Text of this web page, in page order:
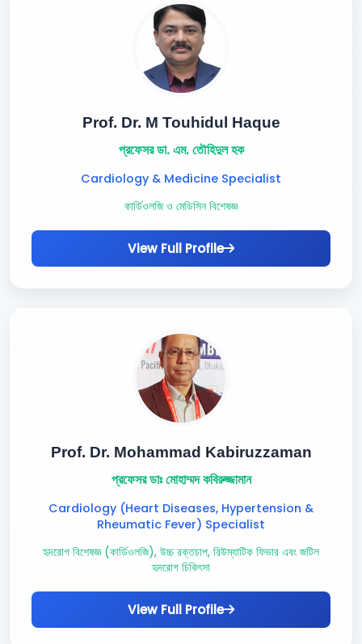
Prof. Dr. M Touhidul Haque
প্রফেসর ডা. এম. তৌহিদুল হক
Cardiology & Medicine Specialist
কার্ডিওলজি ও মেডিসিন বিশেষজ্ঞ
View Full Profile
Prof. Dr. Mohammad Kabiruzzaman
প্রফেসর ডাঃ মোহাম্মদ কবিরুজ্জামান
Cardiology (Heart Diseases, Hypertension &
Rheumatic Fever) Specialist
হৃদরোগ বিশেষজ্ঞ (কার্ডিওলজি), উচ্চ রক্তচাপ, রিউম্যাটিক ফিভার এবং জটিল
হৃদরোগ চিকিৎসা
View Full Profile